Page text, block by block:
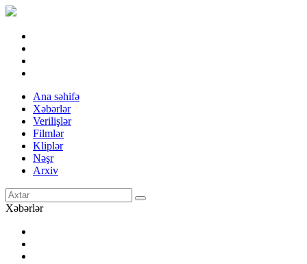
Ana səhifə
Xəbərlər
Verilişlər
Filmlər
Kliplər
Nəşr
Arxiv
Xəbərlər